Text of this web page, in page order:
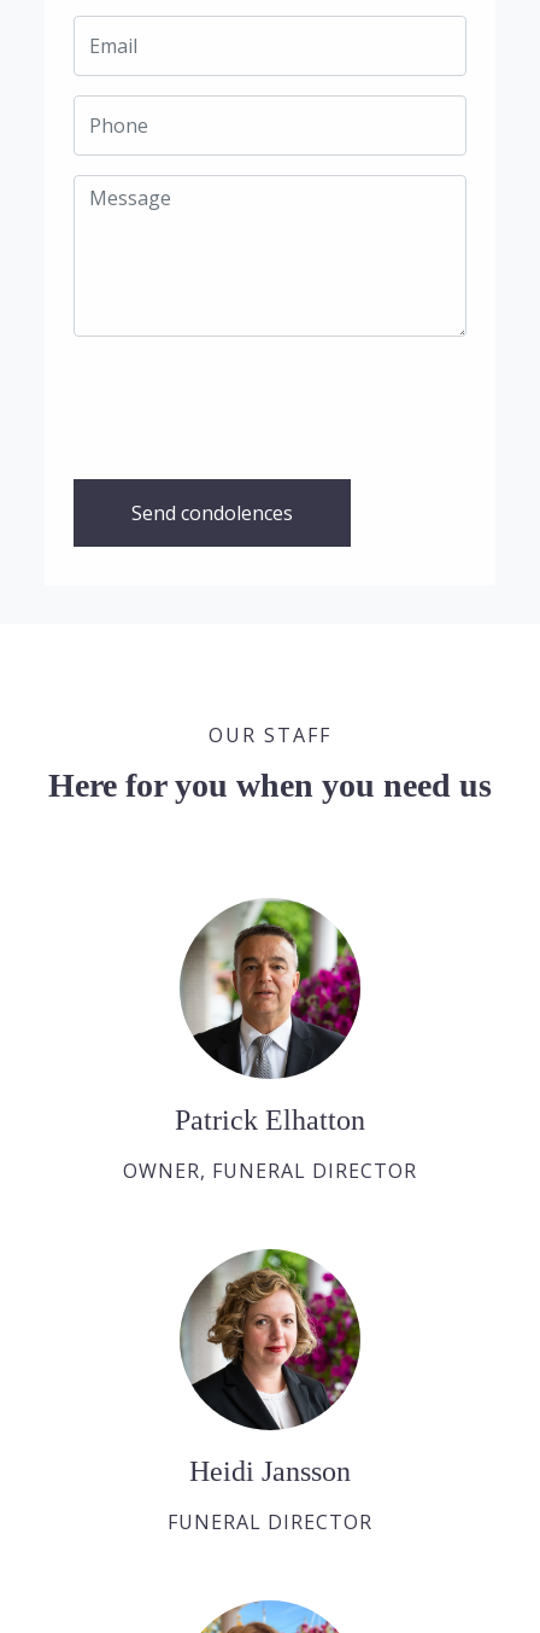
Send condolences
OUR STAFF
Here for you when you need us
Patrick Elhatton
OWNER, FUNERAL DIRECTOR
Heidi Jansson
FUNERAL DIRECTOR